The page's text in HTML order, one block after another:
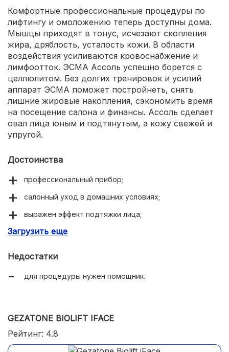
Комфортные профессиональные процедуры по
лифтингу и омоложению теперь доступны дома.
Мышцы приходят в тонус, исчезают скопления
жира, дряблость, усталость кожи. В области
воздействия усиливаются кровоснабжение и
лимфоотток. ЭСМА Ассоль успешно борется с
целлюлитом. Без долгих тренировок и усилий
аппарат ЭСМА поможет постройнеть, снять
лишние жировые накопления, сэкономить время
на посещение салона и финансы. Ассоль сделает
овал лица юным и подтянутым, а кожу свежей и
упругой.
Достоинства
профессиональный прибор;
салонный уход в домашних условиях;
выражен эффект подтяжки лица;
есть методика липолиза и лимфодренажа;
Загрузить еще
Недостатки
для процедуры нужен помощник.
GEZATONE BIOLIFT IFACE
Рейтинг: 4.8